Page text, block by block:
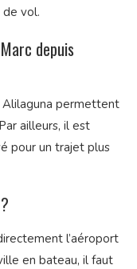
vol.
depuis
permettent
ailleurs, il est
pour un trajet plus
l’aéroport
en bateau, il faut